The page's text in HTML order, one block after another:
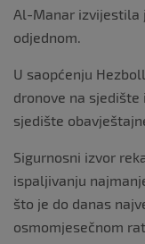
Al-Manar izvijestila
odjednom.
U saopćenju
dronove na sjedište
sjedište
Sigurnosni izvor
ispaljivanju
što je do danas
osmomjesečnom